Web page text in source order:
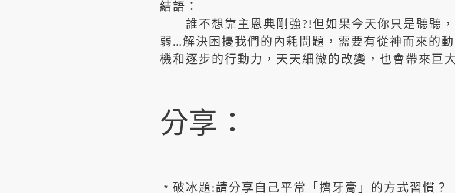
結語：
誰不想靠主恩典剛強?!但如果今天你只是聽聽，
弱…解決困擾我們的內耗問題，需要有從神而來的
機和逐步的行動力，天天細微的改變，也會帶來巨
分享：
﹡破冰題:請分享自己平常「擠牙膏」的方式習慣？